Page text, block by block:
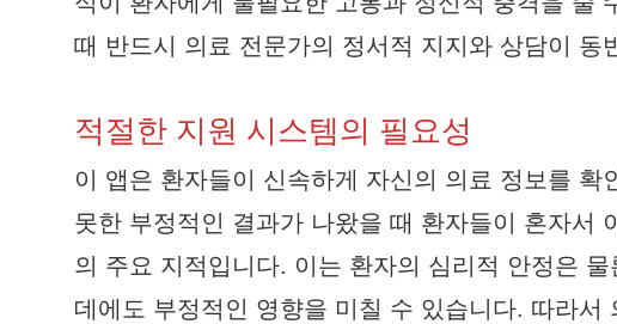
때 반드시 의료 전문가의 정서적 지지와 상담이 동
적절한 지원 시스템의 필요성
이 앱은 환자들이 신속하게 자신의 의료 정보를
못한 부정적인 결과가 나왔을 때 환자들이 혼자서
의 주요 지적입니다. 이는 환자의 심리적 안정은
데에도 부정적인 영향을 미칠 수 있습니다. 따라